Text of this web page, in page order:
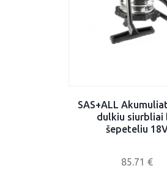
SAS+ALL
dulkiu siurbliai
šepeteliu
85.71 €